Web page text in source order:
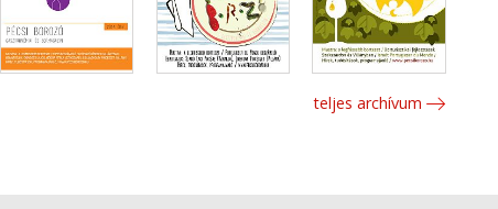
teljes archívum